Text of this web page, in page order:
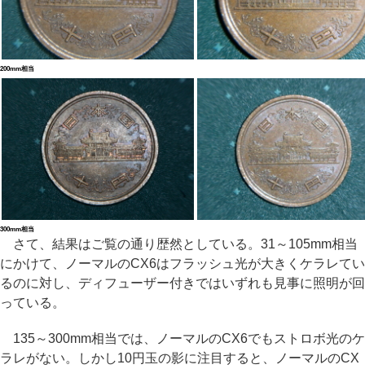
200mm相当
300mm相当
さて、結果はご覧の通り歴然としている。31～105mm相当
にかけて、ノーマルのCX6はフラッシュ光が大きくケラレてい
るのに対し、ディフューザー付きではいずれも見事に照明が回
っている。
135～300mm相当では、ノーマルのCX6でもストロボ光のケ
ラレがない。しかし10円玉の影に注目すると、ノーマルのCX